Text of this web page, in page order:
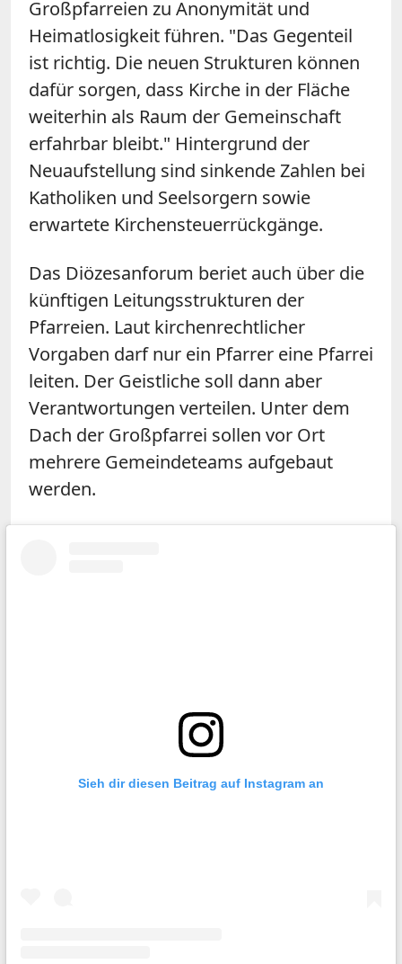
Großpfarreien zu Anonymität und
Heimatlosigkeit führen. "Das Gegenteil
ist richtig. Die neuen Strukturen können
dafür sorgen, dass Kirche in der Fläche
weiterhin als Raum der Gemeinschaft
erfahrbar bleibt." Hintergrund der
Neuaufstellung sind sinkende Zahlen bei
Katholiken und Seelsorgern sowie
erwartete Kirchensteuerrückgänge.
Das Diözesanforum beriet auch über die
künftigen Leitungsstrukturen der
Pfarreien. Laut kirchenrechtlicher
Vorgaben darf nur ein Pfarrer eine Pfarrei
leiten. Der Geistliche soll dann aber
Verantwortungen verteilen. Unter dem
Dach der Großpfarrei sollen vor Ort
mehrere Gemeindeteams aufgebaut
werden.
Sieh dir diesen Beitrag auf Instagram an